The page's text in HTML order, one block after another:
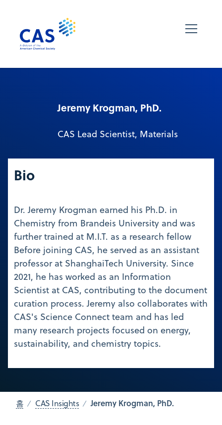
Jeremy Krogman, PhD.
CAS Lead Scientist, Materials
Bio
Dr. Jeremy Krogman earned his Ph.D. in
Chemistry from Brandeis University and was
further trained at M.I.T. as a research fellow
Before joining CAS, he served as an assistant
professor at ShanghaiTech University. Since
2021, he has worked as an Information
Scientist at CAS, contributing to the document
curation process. Jeremy also collaborates with
CAS's Science Connect team and has led
many research projects focused on energy,
sustainability, and chemistry topics.
홈 CAS Insights Jeremy Krogman, PhD.